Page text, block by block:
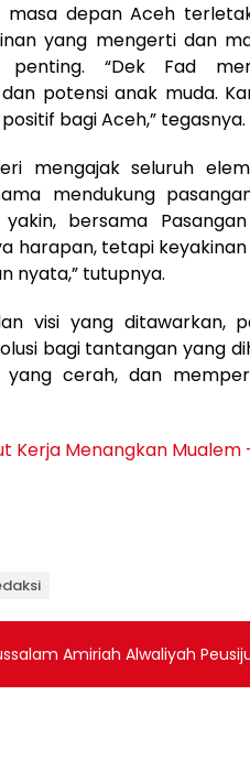
depan Aceh
yang mengerti dan
“Dek Fad
potensi anak muda.
bagi Aceh,” tegasnya.
mengajak seluruh
mendukung
yakin, bersama
harapan, tetapi
nyata,” tutupnya.
visi yang ditawarkan,
bagi tantangan yang
cerah, dan
Kerja Menangkan Mualem
Amiriah Alwaliyah